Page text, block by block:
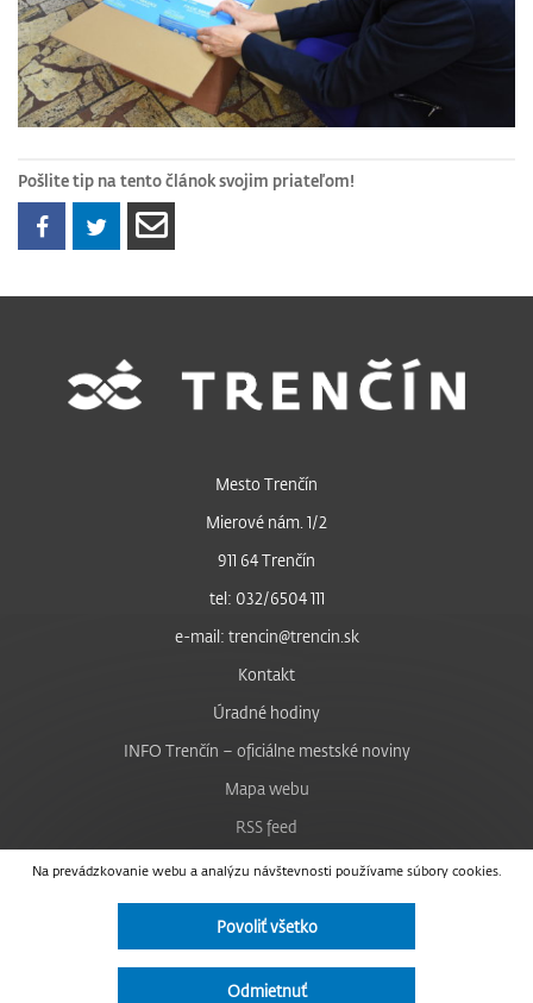
Pošlite tip na tento článok svojim priateľom!
Na prevádzkovanie webu a analýzu návštevnosti používame súbory cookies.
Povoliť všetko
Odmietnuť
Mesto Trenčín
Mierové nám. 1/2
911 64 Trenčín
tel: 032/6504 111
e-mail: trencin@trencin.sk
Kontakt
Úradné hodiny
INFO Trenčín – oficiálne mestské noviny
Mapa webu
RSS feed
Nastavenie cookies
Facebook
Instagram